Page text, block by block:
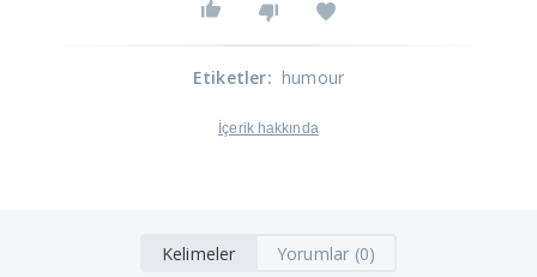
Etiketler: humour
İçerik hakkında
Kelimeler Yorumlar (0)